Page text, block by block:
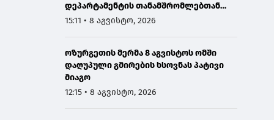
დეპარტამენტის თანამშრომლებთან
ერთად სანაპირო დაცვის ფოთის ბაზაზე
15:11 • 8 აგვისტო, 2026
ოზურგეთის მერმა 8 აგვისტოს ომში
დაღუპული გმირების ხსოვნას პატივი
მიაგო
12:15 • 8 აგვისტო, 2026